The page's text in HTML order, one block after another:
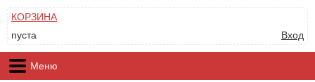
КОРЗИНА
пуста
Вход
Меню